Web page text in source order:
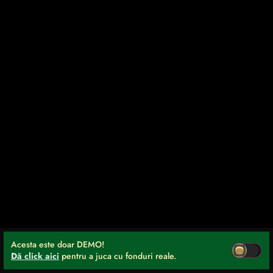
Acesta este doar DEMO!
Dă click aici pentru a juca cu fonduri reale.